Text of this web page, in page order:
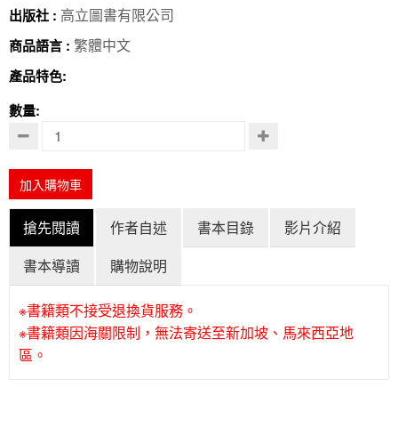
出版社 : 高立圖書有限公司
商品語言 : 繁體中文
產品特色:
數量:
加入購物車
搶先閱讀 作者自述 書本目錄
影片介紹
書本導讀
購物說明
※書籍類不接受退換貨服務。
※書籍類因海關限制，無法寄送至新加坡、馬來西亞地
區。